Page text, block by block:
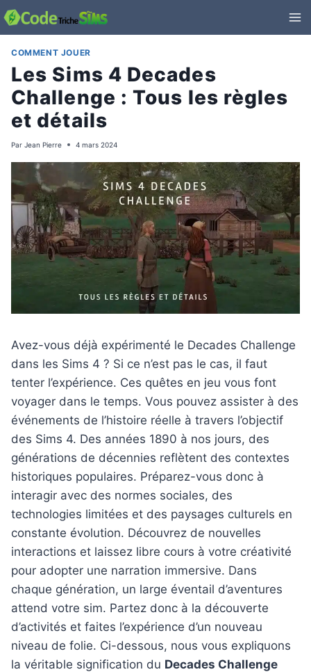
Aller
au
contenu
COMMENT JOUER
Les Sims 4 Decades
Challenge : Tous les règles
et détails
Par Jean Pierre 4 mars 2024
Avez-vous déjà expérimenté le Decades Challenge
dans les Sims 4 ? Si ce n’est pas le cas, il faut
tenter l’expérience. Ces quêtes en jeu vous font
voyager dans le temps. Vous pouvez assister à des
événements de l’histoire réelle à travers l’objectif
des Sims 4. Des années 1890 à nos jours, des
générations de décennies reflètent des contextes
historiques populaires. Préparez-vous donc à
interagir avec des normes sociales, des
technologies limitées et des paysages culturels en
constante évolution. Découvrez de nouvelles
interactions et laissez libre cours à votre créativité
pour adopter une narration immersive. Dans
chaque génération, un large éventail d’aventures
attend votre sim. Partez donc à la découverte
d’activités et faites l’expérience d’un nouveau
niveau de folie. Ci-dessous, nous vous expliquons
la véritable signification du Decades Challenge